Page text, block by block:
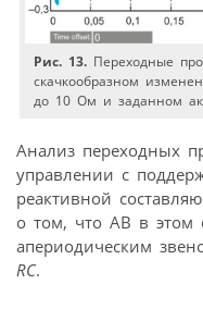
Рис. 13. Переходные
скачкообразном
до 10 Ом и заданном
Анализ переходных
управлении с
реактивной
о том, что АВ в этом
апериодическим
RC.